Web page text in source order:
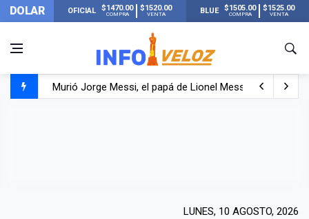
DOLAR OFICIAL $1470.00
COMPRA
$1520.00
VENTA BLUE $1505.00
COMPRA
$1525.00
VENTA
Murió Jorge Messi, el papá de Lionel Messi
LUNES, 10 AGOSTO, 2026